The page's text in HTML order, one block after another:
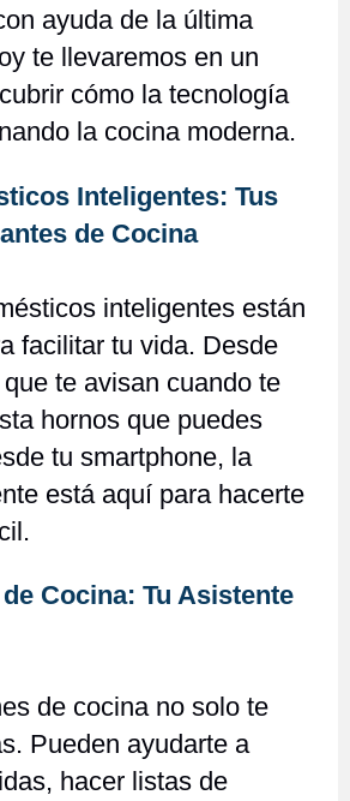
ayuda de la última
te llevaremos en un
cómo la tecnología
la cocina moderna.
Inteligentes: Tus
de Cocina
inteligentes están
facilitar tu vida. Desde
te avisan cuando te
hornos que puedes
tu smartphone, la
está aquí para hacerte
Cocina: Tu Asistente
de cocina no solo te
Pueden ayudarte a
hacer listas de